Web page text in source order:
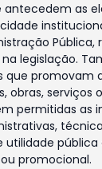
antecedem as
Pública,
legislação.
que promovam
obras, serviços
permitidas as
utilidade
promocional.